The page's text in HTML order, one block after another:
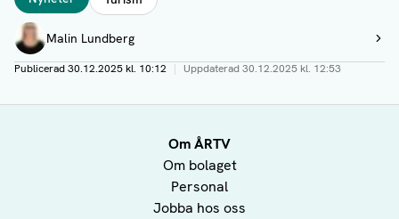
Författare
Malin Lundberg
Visa profil
Publicerad30.12.2025 kl. 10:12 | Uppdaterad30.12.2025 kl. 12:53
Om ÅRTV
Om bolaget
Personal
Jobba hos oss